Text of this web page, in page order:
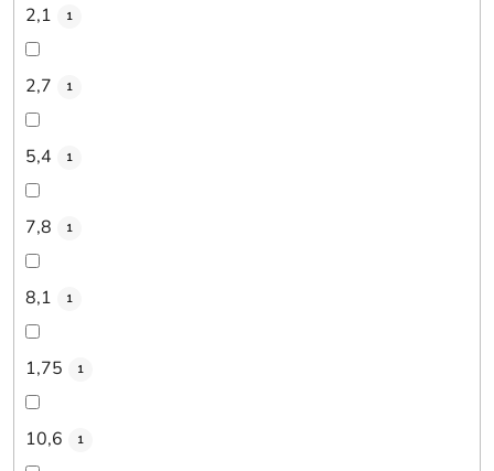
2,1 1
2,7 1
5,4 1
7,8 1
8,1 1
1,75 1
10,6 1